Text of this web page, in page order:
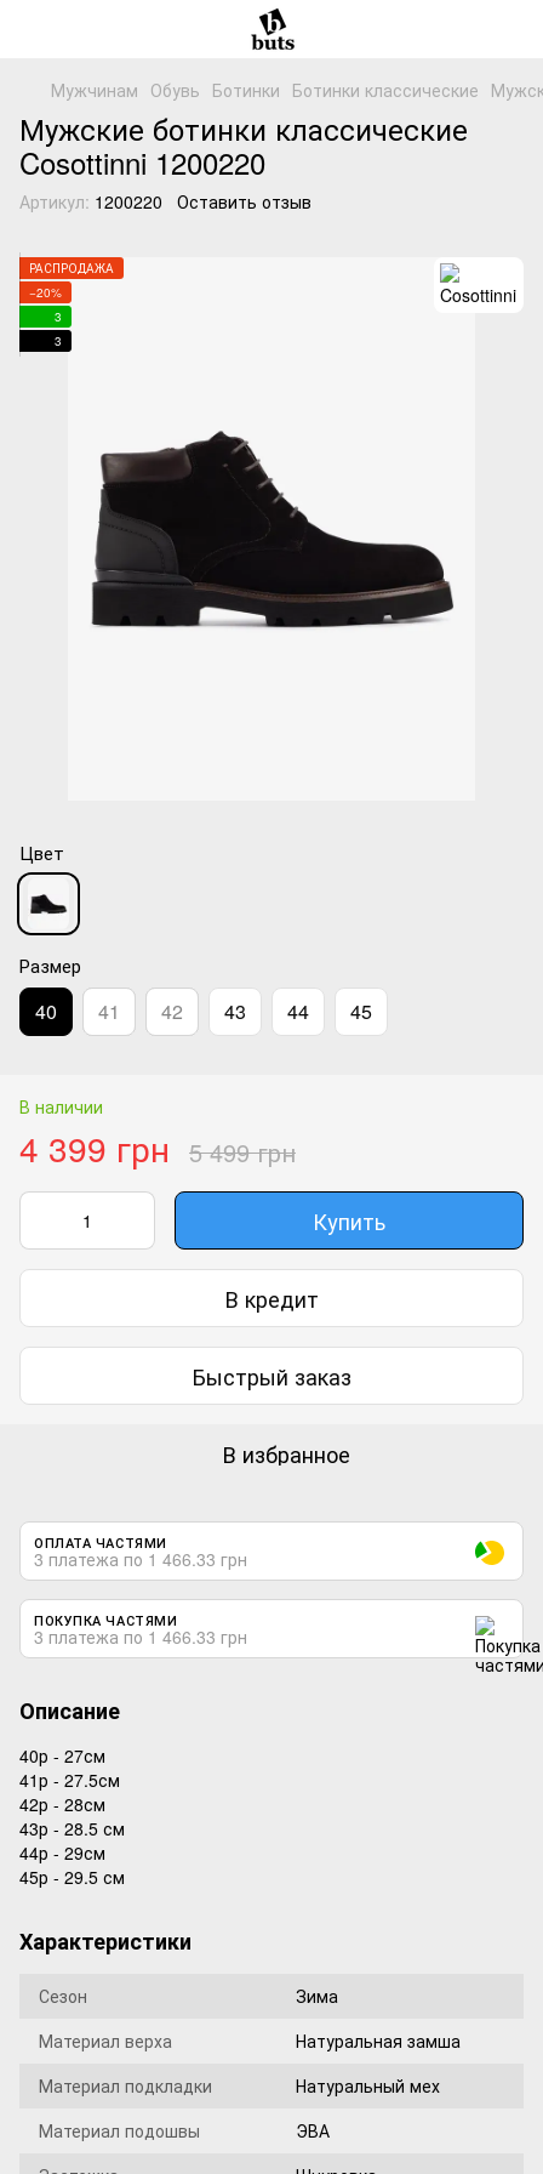
Мужчинам Обувь Ботинки Ботинки классические
Мужские ботинки классические
Cosottinni 1200220
Артикул: 1200220 Оставить отзыв
РАСПРОДАЖА
−20%
3
3
Цвет
Размер
40 41 42 43 44 45
В наличии
4 399 грн 5 499 грн
Купить
В кредит
Быстрый заказ
В избранное
ОПЛАТА ЧАСТЯМИ
3 платежа по 1 466.33 грн
ПОКУПКА ЧАСТЯМИ
3 платежа по 1 466.33 грн
Описание
40р - 27см
41р - 27.5см
42р - 28см
43р - 28.5 см
44р - 29см
45р - 29.5 см
Характеристики
Сезон
Зима
Материал верха
Натуральная замша
Материал подкладки
Натуральный мех
Материал подошвы
ЭВА